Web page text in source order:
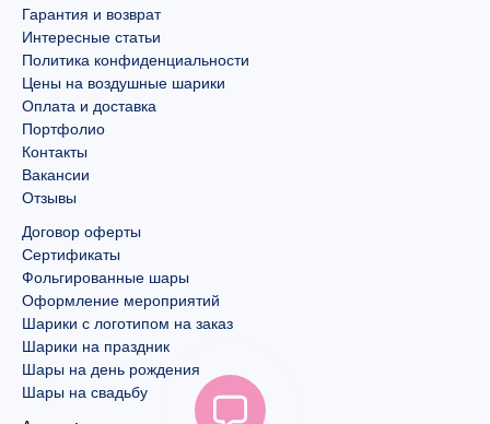
Гарантия и возврат
Интересные статьи
Политика конфиденциальности
Цены на воздушные шарики
Оплата и доставка
Портфолио
Контакты
Вакансии
Отзывы
Договор оферты
Сертификаты
Фольгированные шары
Оформление мероприятий
Шарики с логотипом на заказ
Шарики на праздник
Шары на день рождения
Шары на свадьбу